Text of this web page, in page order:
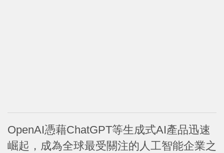
OpenAI憑藉ChatGPT等生成式AI產品迅速
崛起，成為全球最受關注的人工智能企業之